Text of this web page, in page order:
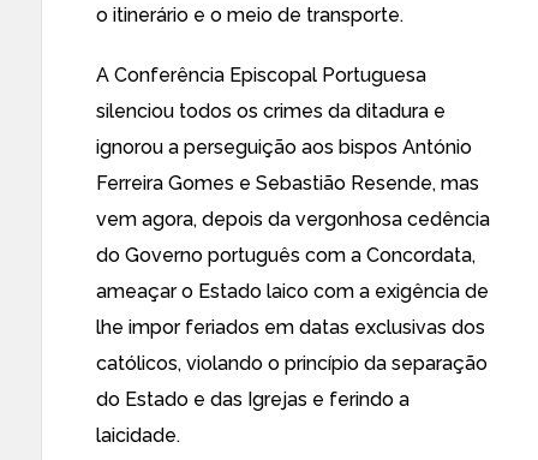
o itinerário e o meio de transporte.
A Conferência Episcopal Portuguesa
silenciou todos os crimes da ditadura e
ignorou a perseguição aos bispos António
Ferreira Gomes e Sebastião Resende, mas
vem agora, depois da vergonhosa cedência
do Governo português com a Concordata,
ameaçar o Estado laico com a exigência de
lhe impor feriados em datas exclusivas dos
católicos, violando o princípio da separação
do Estado e das Igrejas e ferindo a
laicidade.